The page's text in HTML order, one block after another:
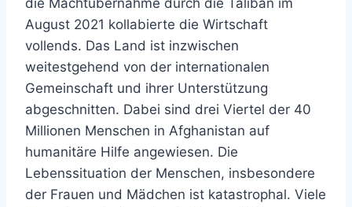
die Machtübernahme durch die Taliban im
August 2021 kollabierte die Wirtschaft
vollends. Das Land ist inzwischen
weitestgehend von der internationalen
Gemeinschaft und ihrer Unterstützung
abgeschnitten. Dabei sind drei Viertel der 40
Millionen Menschen in Afghanistan auf
humanitäre Hilfe angewiesen. Die
Lebenssituation der Menschen, insbesondere
der Frauen und Mädchen ist katastrophal. Viele